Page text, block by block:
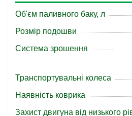
Об'єм паливного баку, л
Розмір подошви
Система зрошення
Транспортувальні колеса
Наявність коврика
Захист двигуна від низького